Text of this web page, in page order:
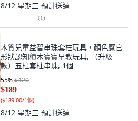
8/12 星期三 預計送達
(1)
木質兒童益智串珠套柱玩具，顏色感官
形狀認知積木寶寶早教玩具, （升級
款）五柱套柱串珠, 1個
55%$420
$189
($189.00/1個)
8/12 星期三 預計送達